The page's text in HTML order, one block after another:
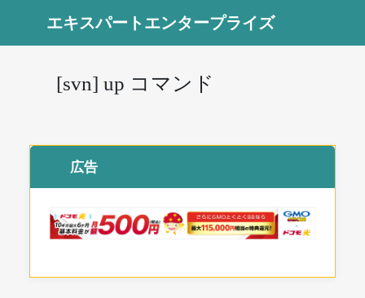
エキスパートエンタープライズ
[svn] up コマンド
広告